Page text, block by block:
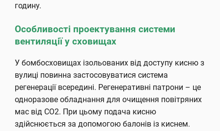
годину.
Особливості проектування системи
вентиляції у сховищах
У бомбосховищах ізольованих від доступу кисню з
вулиці повинна застосовуватися система
регенерації всередині. Регенеративні патрони – це
одноразове обладнання для очищення повітряних
мас від CO2. При цьому подача кисню
здійснюється за допомогою балонів із киснем.